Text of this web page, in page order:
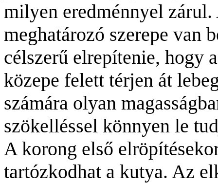
milyen eredménnyel
meghatározó szerepe van
célszerű elrepítenie, hogy
közepe felett térjen át
számára olyan
szökelléssel könnyen le
A korong első
tartózkodhat a kutya. Az